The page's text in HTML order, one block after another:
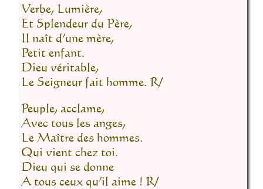
Verbe, Lumière,
Et Splendeur du Père,
Il naît d’une mère,
Petit enfant.
Dieu véritable,
Le Seigneur fait homme. R/
Peuple, acclame,
Avec tous les anges,
Le Maître des hommes.
Qui vient chez toi.
Dieu qui se donne
A tous ceux qu’il aime ! R/